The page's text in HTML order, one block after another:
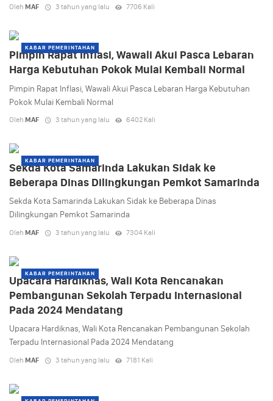
Oleh MAF 3 tahun yang lalu 7706 Kali
KABAR PEMERINTAHAN
Pimpin Rapat Inflasi, Wawali Akui Pasca Lebaran
Harga Kebutuhan Pokok Mulai Kembali Normal
Pimpin Rapat Inflasi, Wawali Akui Pasca Lebaran Harga Kebutuhan
Pokok Mulai Kembali Normal
Oleh MAF 3 tahun yang lalu 6402 Kali
KABAR PEMERINTAHAN
Sekda Kota Samarinda Lakukan Sidak ke
Beberapa Dinas Dilingkungan Pemkot Samarinda
Sekda Kota Samarinda Lakukan Sidak ke Beberapa Dinas
Dilingkungan Pemkot Samarinda
Oleh MAF 3 tahun yang lalu 7304 Kali
KABAR PEMERINTAHAN
Upacara Hardiknas, Wali Kota Rencanakan
Pembangunan Sekolah Terpadu Internasional
Pada 2024 Mendatang
Upacara Hardiknas, Wali Kota Rencanakan Pembangunan Sekolah
Terpadu Internasional Pada 2024 Mendatang
Oleh MAF 3 tahun yang lalu 7181 Kali